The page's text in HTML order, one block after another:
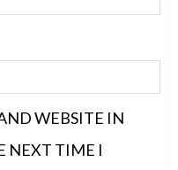
WEBSITE IN
NEXT TIME I